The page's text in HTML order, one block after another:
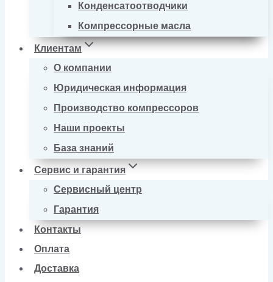
Конденсатоотводчики
Компрессорные масла
Клиентам
О компании
Юридическая информация
Производство компрессоров
Наши проекты
База знаний
Сервис и гарантия
Сервисный центр
Гарантия
Контакты
Оплата
Доставка